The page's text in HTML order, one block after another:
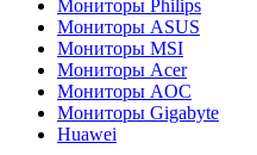
Мониторы Philips
Мониторы ASUS
Мониторы MSI
Мониторы Acer
Мониторы AOC
Мониторы Gigabyte
Huawei